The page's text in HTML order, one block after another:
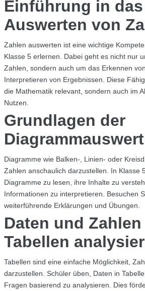
Einführung in das
Auswerten von
Zahlen auswerten ist eine wichtige
Klasse 5 erlernen. Dabei geht es nicht nur
Zahlen, sondern auch um das Erkennen
Interpretieren von Ergebnissen. Diese
die Mathematik relevant, sondern auch im
Nutzen.
Grundlagen der
Diagramme wie Balken-, Linien- oder
Zahlen anschaulich darzustellen. In Klasse
Diagramme zu lesen, ihre Inhalte zu
Informationen zu interpretieren. Besuchen
weiterführende Erklärungen und Übungen.
Daten und
Tabellen
Tabellen sind eine einfache Möglichkeit,
darzustellen. Schüler üben, Daten in
Fragen basierend zu analysieren. Dies